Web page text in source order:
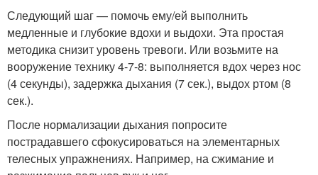
Следующий шаг — помочь ему/ей выполнить
медленные и глубокие вдохи и выдохи. Эта простая
методика снизит уровень тревоги. Или возьмите на
вооружение технику 4-7-8: выполняется вдох через нос
(4 секунды), задержка дыхания (7 сек.), выдох ртом (8
сек.).
После нормализации дыхания попросите
пострадавшего сфокусироваться на элементарных
телесных упражнениях. Например, на сжимание и